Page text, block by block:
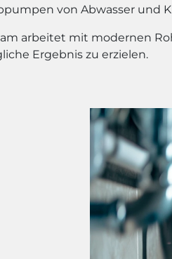
von Abwasser und
arbeitet mit modernen
Ergebnis zu erzielen.